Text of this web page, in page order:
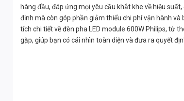
hàng đầu, đáp ứng mọi yêu cầu khắt khe về hiệu
định mà còn góp phần giảm thiểu chi phí vận hành
tích chi tiết về đèn pha LED module 600W Philips, từ
gặp, giúp bạn có cái nhìn toàn diện và đưa ra quyết